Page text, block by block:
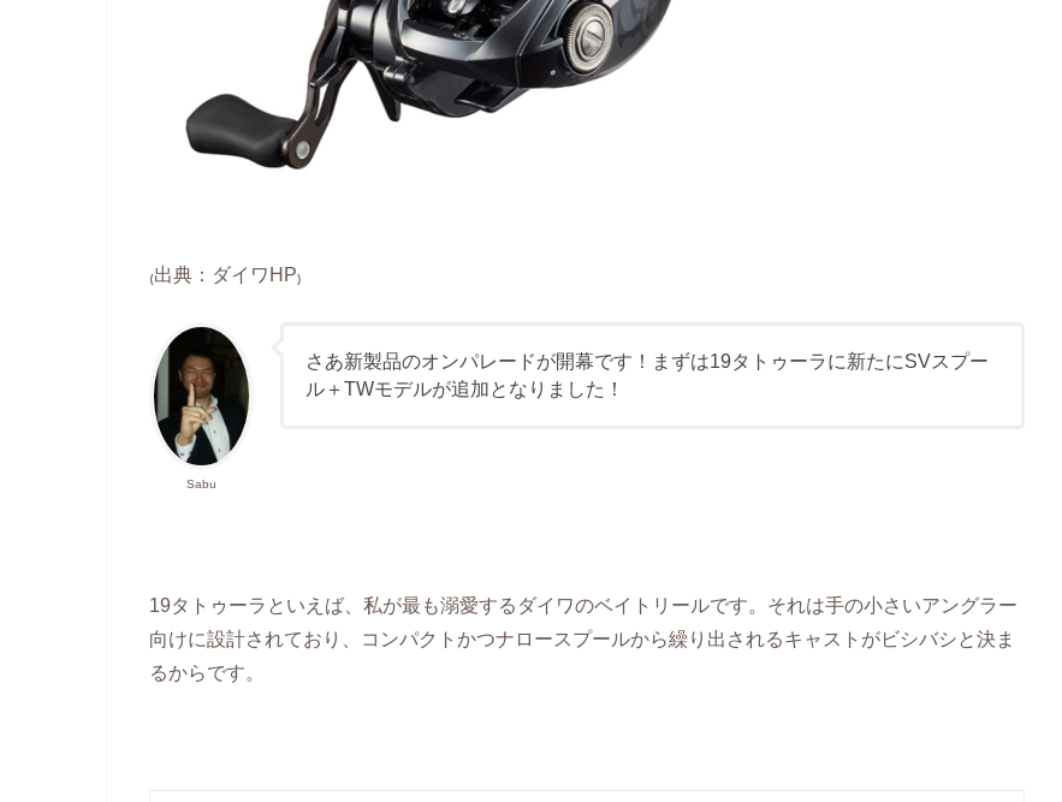
₍出典：ダイワHP₎
Sabu
さあ新製品のオンパレードが開幕です！まずは19タトゥーラに新たにSVスプー
ル＋TWモデルが追加となりました！
19タトゥーラといえば、私が最も溺愛するダイワのベイトリールです。それは手の小さいアングラー
向けに設計されており、コンパクトかつナロースプールから繰り出されるキャストがビシバシと決ま
るからです。